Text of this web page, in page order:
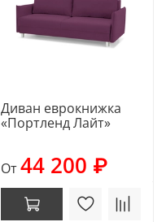
Диван еврокнижка
«Портленд Лайт»
От44 200 ₽